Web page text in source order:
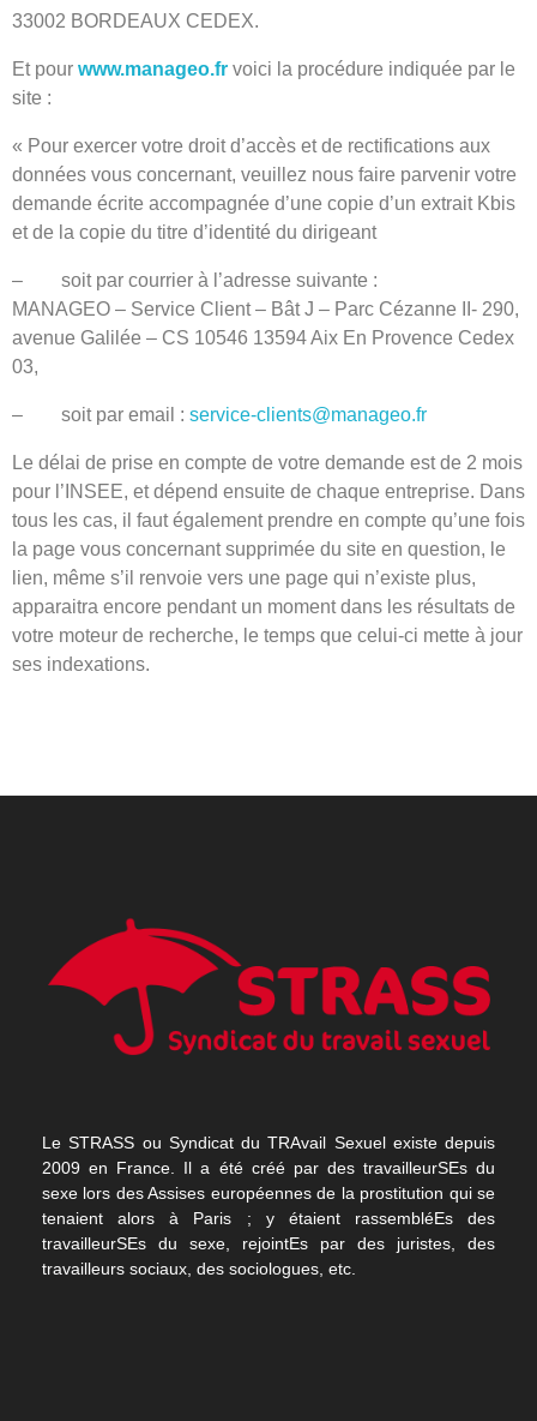
33002 BORDEAUX CEDEX.
Et pour www.manageo.fr voici la procédure indiquée par le
site :
« Pour exercer votre droit d’accès et de rectifications aux
données vous concernant, veuillez nous faire parvenir votre
demande écrite accompagnée d’une copie d’un extrait Kbis
et de la copie du titre d’identité du dirigeant
– soit par courrier à l’adresse suivante :
MANAGEO – Service Client – Bât J – Parc Cézanne II- 290,
avenue Galilée – CS 10546 13594 Aix En Provence Cedex
03,
– soit par email : service-clients@manageo.fr
Le délai de prise en compte de votre demande est de 2 mois
pour l’INSEE, et dépend ensuite de chaque entreprise. Dans
tous les cas, il faut également prendre en compte qu’une fois
la page vous concernant supprimée du site en question, le
lien, même s’il renvoie vers une page qui n’existe plus,
apparaitra encore pendant un moment dans les résultats de
votre moteur de recherche, le temps que celui-ci mette à jour
ses indexations.
Le STRASS ou Syndicat du TRAvail Sexuel existe depuis
2009 en France. Il a été créé par des travailleurSEs du
sexe lors des Assises européennes de la prostitution qui se
tenaient alors à Paris ; y étaient rassembléEs des
travailleurSEs du sexe, rejointEs par des juristes, des
travailleurs sociaux, des sociologues, etc.